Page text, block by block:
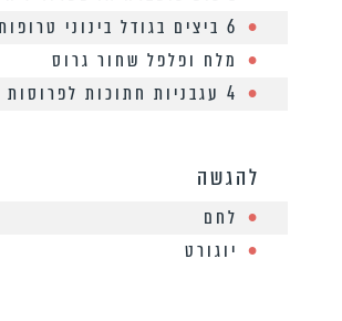
6 ביצים בגודל בינוני טרופות
מלח ופלפל שחור גרוס
4 עגבניות חתוכות לפרוסות
להגשה
לחם
יוגורט